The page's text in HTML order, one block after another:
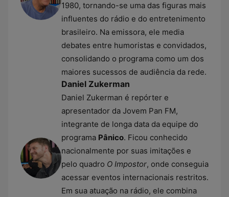
1980, tornando-se uma das figuras mais
influentes do rádio e do entretenimento
brasileiro. Na emissora, ele media
debates entre humoristas e convidados,
consolidando o programa como um dos
maiores sucessos de audiência da rede.
Daniel Zukerman
Daniel Zukerman é repórter e
apresentador da Jovem Pan FM,
integrante de longa data da equipe do
programa Pânico. Ficou conhecido
nacionalmente por suas imitações e
pelo quadro O Impostor, onde conseguia
acessar eventos internacionais restritos.
Em sua atuação na rádio, ele combina